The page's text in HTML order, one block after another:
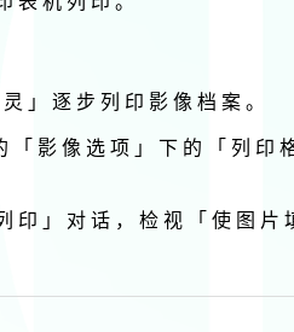
」 逐 步 列 印 影 像 档 案 。
影 像 选 项 」 下 的 「 列 印
印 」 对 话 ， 检 视 「 使 图 片